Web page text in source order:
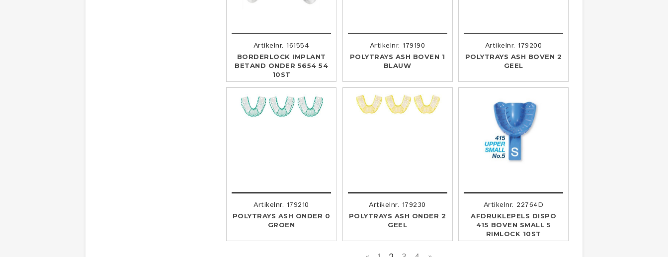
Artikelnr. 161554
BORDERLOCK IMPLANT
BETAND ONDER 5654 54
10ST
Artikelnr. 179190
POLYTRAYS ASH BOVEN 1
BLAUW
Artikelnr. 179200
POLYTRAYS ASH BOVEN 2
GEEL
Artikelnr. 179210
POLYTRAYS ASH ONDER 0
GROEN
Artikelnr. 179230
POLYTRAYS ASH ONDER 2
GEEL
Artikelnr. 22764D
AFDRUKLEPELS DISPO
415 BOVEN SMALL 5
RIMLOCK 10ST